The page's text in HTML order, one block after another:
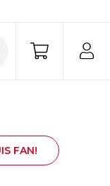
FAN!